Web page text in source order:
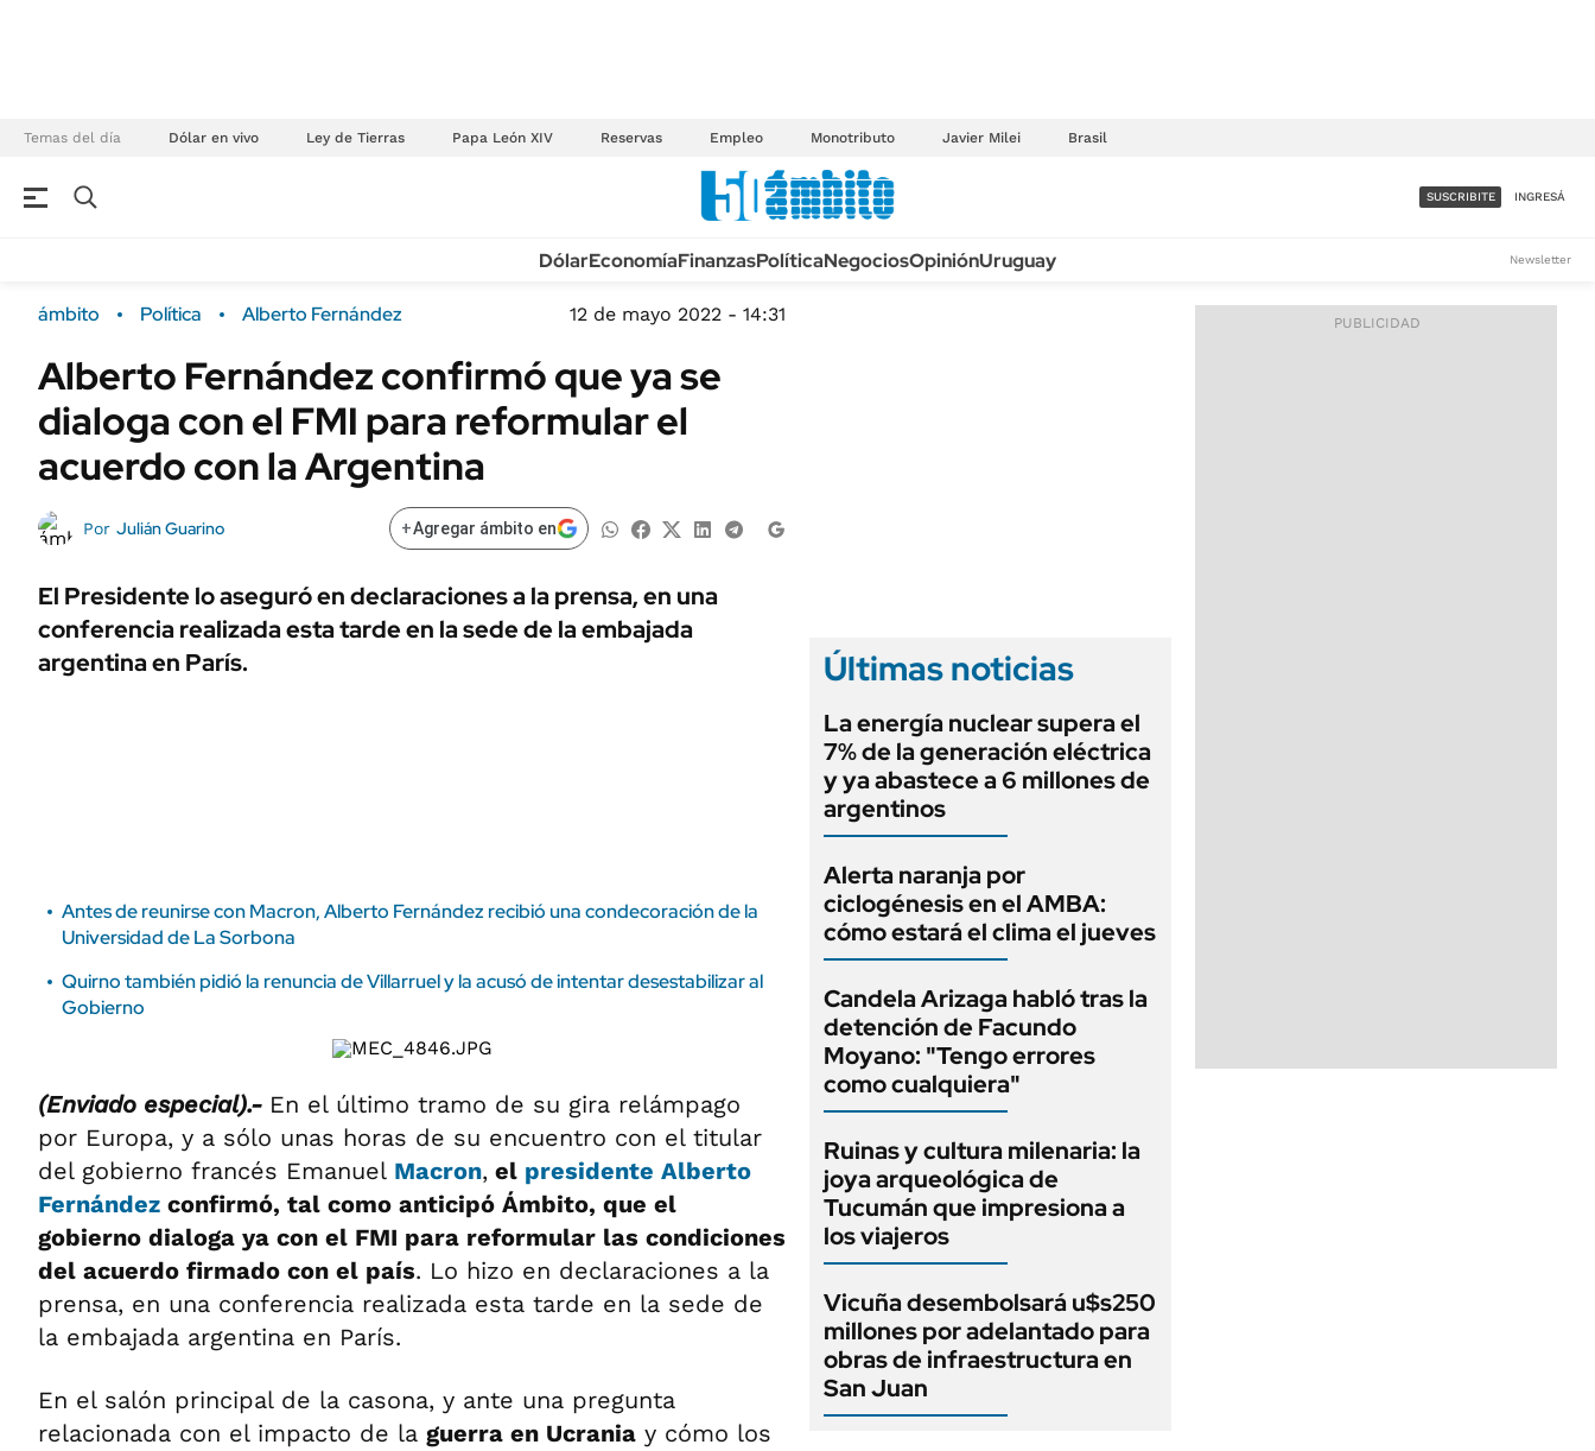
Temas del día Dólar en vivo Ley de Tierras Papa León XIV Reservas Empleo Monotributo Javier Milei Brasil
Campo
FINANZAS
Dólar
ÁMBITO DEBATE
Sustentabilidad
Seguros
ENERGY REPORT
POLÍTICA
URUGUAY
TECNOLOGÍA
MÉXICO
MUNDO
INFORMACIÓN GENERAL
AUTOS
ACCESO FULL - $1.800/MES
SUSCRIBITE INGRESÁ
DólarEconomíaFinanzasPolíticaNegociosOpiniónUruguay Newsletter
ámbito Política Alberto Fernández 12 de mayo 2022 - 14:31
Alberto Fernández confirmó que ya se
dialoga con el FMI para reformular el
acuerdo con la Argentina
Por Julián Guarino +Agregar ámbito en
El Presidente lo aseguró en declaraciones a la prensa, en una
conferencia realizada esta tarde en la sede de la embajada
argentina en París.
Antes de reunirse con Macron, Alberto Fernández recibió una condecoración de la
Universidad de La Sorbona
Quirno también pidió la renuncia de Villarruel y la acusó de intentar desestabilizar al
Gobierno
(Enviado especial).- En el último tramo de su gira relámpago
por Europa, y a sólo unas horas de su encuentro con el titular
del gobierno francés Emanuel Macron, el presidente Alberto
Fernández confirmó, tal como anticipó Ámbito, que el
gobierno dialoga ya con el FMI para reformular las condiciones
del acuerdo firmado con el país. Lo hizo en declaraciones a la
prensa, en una conferencia realizada esta tarde en la sede de
la embajada argentina en París.
En el salón principal de la casona, y ante una pregunta
relacionada con el impacto de la guerra en Ucrania y cómo los
Últimas noticias
La energía nuclear supera el
7% de la generación eléctrica
y ya abastece a 6 millones de
argentinos
Alerta naranja por
ciclogénesis en el AMBA:
cómo estará el clima el jueves
Candela Arizaga habló tras la
detención de Facundo
Moyano: "Tengo errores
como cualquiera"
Ruinas y cultura milenaria: la
joya arqueológica de
Tucumán que impresiona a
los viajeros
Vicuña desembolsará u$s250
millones por adelantado para
obras de infraestructura en
San Juan